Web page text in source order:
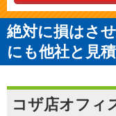
絶対に損はさ
にも他社と見
コザ店オフィ